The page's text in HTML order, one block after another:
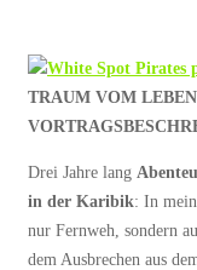
TRAUM VOM
Drei Jahre lang
in der Karibik: In
nur Fernweh, sondern
dem Ausbrechen aus